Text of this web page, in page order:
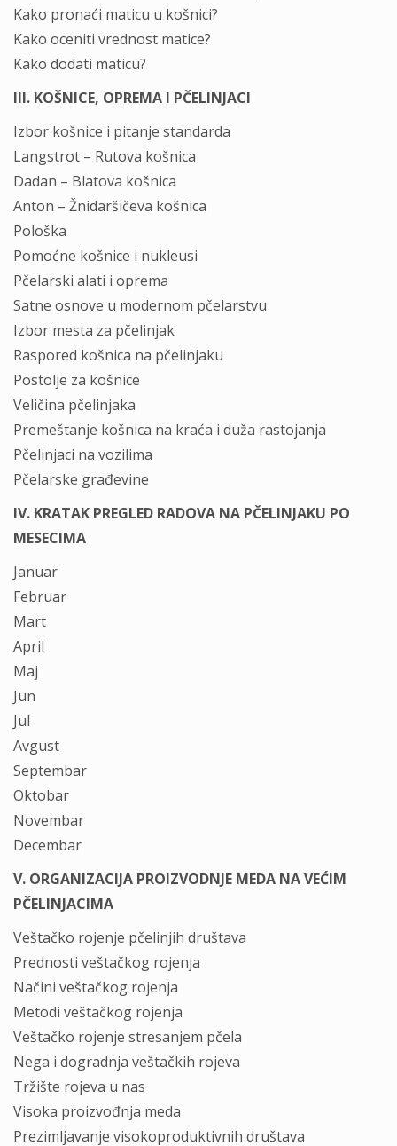
Kako pronaći maticu u košnici?
Kako oceniti vrednost matice?
Kako dodati maticu?
III. KOŠNICE, OPREMA I PČELINJACI
Izbor košnice i pitanje standarda
Langstrot – Rutova košnica
Dadan – Blatova košnica
Anton – Žnidaršičeva košnica
Pološka
Pomoćne košnice i nukleusi
Pčelarski alati i oprema
Satne osnove u modernom pčelarstvu
Izbor mesta za pčelinjak
Raspored košnica na pčelinjaku
Postolje za košnice
Veličina pčelinjaka
Premeštanje košnica na kraća i duža rastojanja
Pčelinjaci na vozilima
Pčelarske građevine
IV. KRATAK PREGLED RADOVA NA PČELINJAKU PO
MESECIMA
Januar
Februar
Mart
April
Maj
Jun
Jul
Avgust
Septembar
Oktobar
Novembar
Decembar
V. ORGANIZACIJA PROIZVODNJE MEDA NA VEĆIM
PČELINJACIMA
Veštačko rojenje pčelinjih društava
Prednosti veštačkog rojenja
Načini veštačkog rojenja
Metodi veštačkog rojenja
Veštačko rojenje stresanjem pčela
Nega i dogradnja veštačkih rojeva
Tržište rojeva u nas
Visoka proizvođnja meda
Prezimljavanje visokoproduktivnih društava